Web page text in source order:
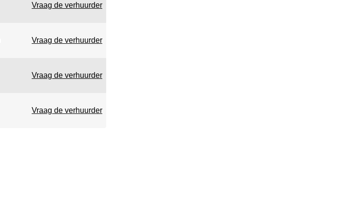
Vraag de verhuurder
Vraag de verhuurder
Vraag de verhuurder
Vraag de verhuurder